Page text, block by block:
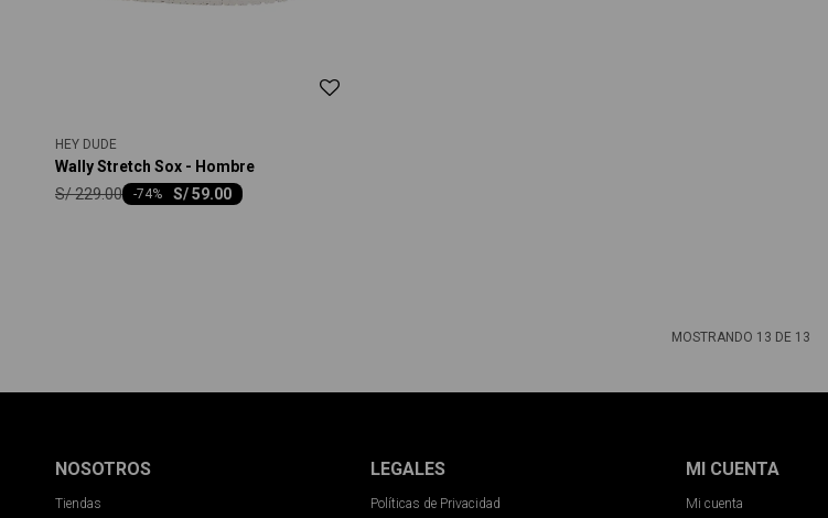
HEY DUDE
Wally Stretch Sox - Hombre
S/59.00
-74
S/229.00
MOSTRANDO 13 DE 13
NOSOTROS
Tiendas
LEGALES
Políticas de Privacidad
MI CUENTA
Mi cuenta